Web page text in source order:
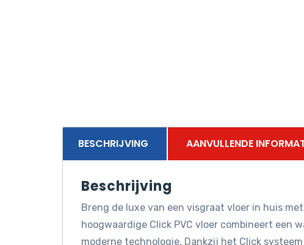
BESCHRIJVING AANVULLENDE
Beschrijving
Breng de luxe van een visgraat vloer in huis
hoogwaardige Click PVC vloer combineert een
moderne technologie. Dankzij het Click